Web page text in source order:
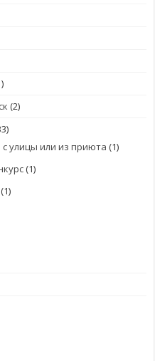
(2)
улицы или из приюта (1)
(1)
(1)